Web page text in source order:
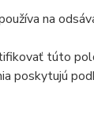
na
túto
poskytujú